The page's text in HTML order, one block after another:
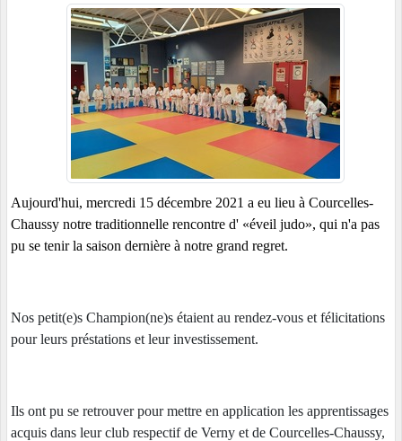
Aujourd'hui, mercredi 15 décembre 2021 a eu lieu à Courcelles-
Chaussy notre traditionnelle rencontre d' «éveil judo», qui n'a pas
pu se tenir la saison dernière à notre grand regret.
Nos petit(e)s Champion(ne)s étaient au rendez-vous et félicitations
pour leurs préstations et leur investissement.
Ils ont pu se retrouver pour mettre en application les apprentissages
acquis dans leur club respectif de Verny et de Courcelles-Chaussy,